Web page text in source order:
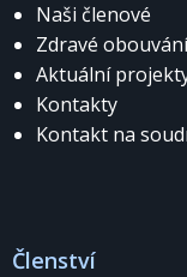
Naši členové
Zdravé obouvání
Aktuální
Kontakty
Kontakt na
Členství